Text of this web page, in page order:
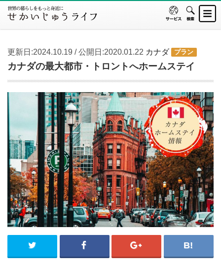
更新日:2024.10.19 / 公開日:2020.01.22 カナダ プラン
カナダの最大都市・トロントへホームステイ